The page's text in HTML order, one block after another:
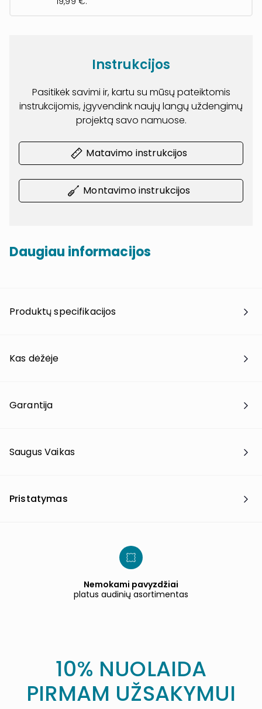
Instrukcijos
Pasitikėk savimi ir, kartu su mūsų pateiktomis
instrukcijomis, įgyvendink naujų langų uždengimų
projektą savo namuose.
Matavimo instrukcijos
Montavimo instrukcijos
Daugiau informacijos
Produktų specifikacijos
Kas dėžėje
Garantija
Saugus Vaikas
Pristatymas
Nemokami pavyzdžiai
platus audinių asortimentas
10% NUOLAIDA
PIRMAM UŽSAKYMUI